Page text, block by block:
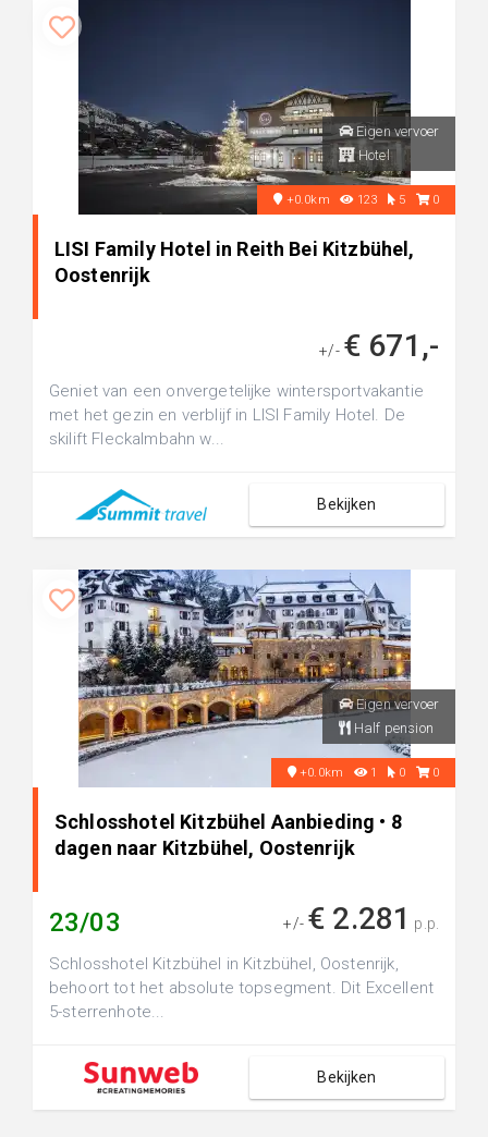
Eigen vervoer
Hotel
+0.0km 123 5 0
LISI Family Hotel in Reith Bei Kitzbühel,
Oostenrijk
+/- € 671,-
Geniet van een onvergetelijke wintersportvakantie
met het gezin en verblijf in LISI Family Hotel. De
skilift Fleckalmbahn w...
Bekijken
Eigen vervoer
Half pension
+0.0km 1 0 0
Schlosshotel Kitzbühel Aanbieding • 8
dagen naar Kitzbühel, Oostenrijk
23/03 +/- € 2.281 p.p.
Schlosshotel Kitzbühel in Kitzbühel, Oostenrijk,
behoort tot het absolute topsegment. Dit Excellent
5-sterrenhote...
Bekijken